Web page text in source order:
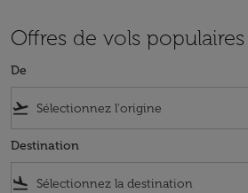
Offres de vols
De
flight_takeoff
Destination
flight_land